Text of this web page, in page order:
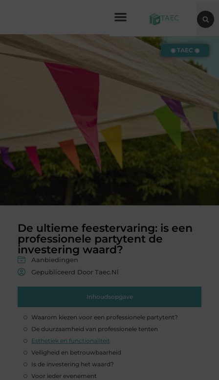
De ultieme feestervaring: is een
professionele partytent de
investering waard?
Aanbiedingen
Gepubliceerd Door Taec.nl
Inhoudsopgave
Waarom kiezen voor een professionele partytent?
De duurzaamheid van professionele tenten
Esthetiek en functionaliteit
Veiligheid en betrouwbaarheid
Is de investering het waard?
Voor ieder evenement
◉ TAEC ◉